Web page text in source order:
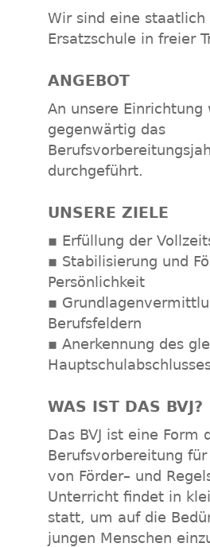
Wir sind eine staatlich
Ersatzschule in freier
ANGEBOT
An unsere Einrichtung
gegenwärtig das
durchgeführt.
UNSERE ZIELE
▪ Erfüllung der
▪ Stabilisierung und
Persönlichkeit
▪
Berufsfeldern
▪ Anerkennung des
WAS IST DAS BVJ?
Das BVJ ist eine Form
Berufsvorbereitung
von Förder– und
Unterricht findet in
statt, um auf die
jungen Menschen